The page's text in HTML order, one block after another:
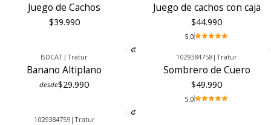
Juego de Cachos
$39.990
Juego de cachos con caja
$44.990
5.0
BDCAT |Tratur
Banano Altiplano
desde$29.990
1029384758 |Tratur
Sombrero de Cuero
$49.990
5.0
1029384759| Tratur